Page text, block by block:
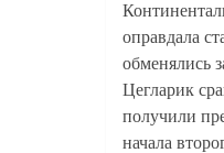
оправдала
обменялись
Цегларик
получили
начала